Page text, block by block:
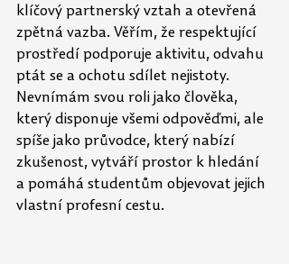
klíčový partnerský vztah a otevřená
zpětná vazba. Věřím, že respektující
prostředí podporuje aktivitu, odvahu
ptát se a ochotu sdílet nejistoty.
Nevnímám svou roli jako člověka,
který disponuje všemi odpověďmi, ale
spíše jako průvodce, který nabízí
zkušenost, vytváří prostor k hledání
a pomáhá studentům objevovat jejich
vlastní profesní cestu.